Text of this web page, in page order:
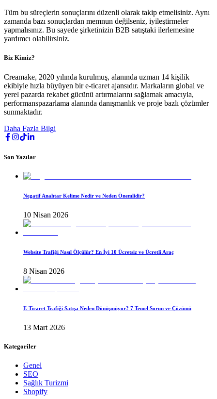
Tüm bu süreçlerin sonuçlarını düzenli olarak takip etmelisiniz. Aynı
zamanda bazı sonuçlardan memnun değilseniz, iyileştirmeler
yapmalısınız. Bu sayede şirketinizin B2B satıştaki ilerlemesine
yardımcı olabilirsiniz.
Biz Kimiz?
Creamake, 2020 yılında kurulmuş, alanında uzman 14 kişilik
ekibiyle hızla büyüyen bir e-ticaret ajansıdır. Markaların global ve
yerel pazarda rekabet gücünü artırmalarını sağlamak amacıyla,
performanspazarlama alanında danışmanlık ve proje bazlı çözümler
sunmaktadır.
Daha Fazla Bilgi
Son Yazılar
Negatif Anahtar Kelime Nedir ve Neden Önemlidir?
10 Nisan 2026
Website Trafiği Nasıl Ölçülür? En İyi 10 Ücretsiz ve Ücretli Araç
8 Nisan 2026
E-Ticaret Trafiği Satışa Neden Dönüşmüyor? 7 Temel Sorun ve Çözümü
13 Mart 2026
Kategoriler
Genel
SEO
Sağlık Turizmi
Shopify